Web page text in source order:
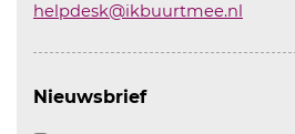
helpdesk@ikbuurtmee.nl
Nieuwsbrief